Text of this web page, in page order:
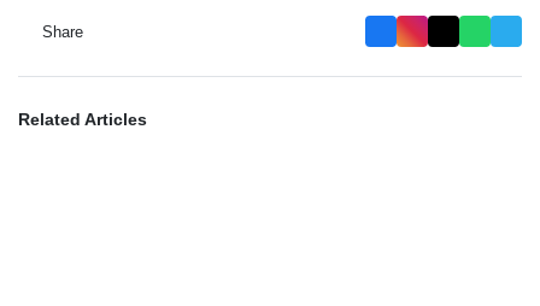
Share
Related Articles